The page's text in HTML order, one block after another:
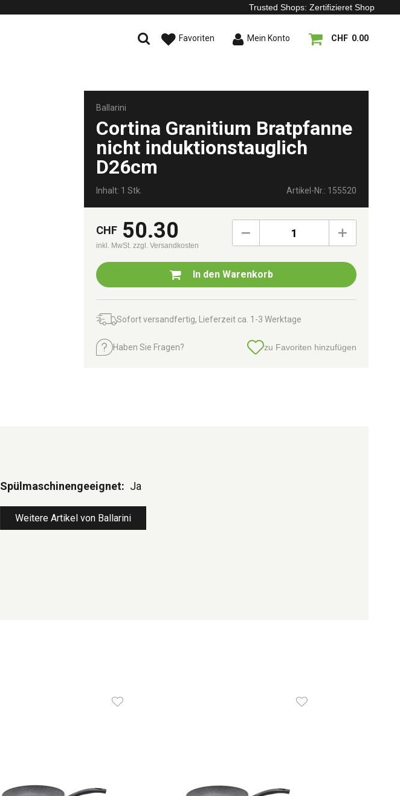
Trusted Shops: Zertifizieret Shop
Favoriten Mein Konto CHF 0.00
Ballarini
Cortina Granitium Bratpfanne
nicht induktionstauglich
D26cm
Inhalt: 1 Stk. Artikel-Nr.: 155520
CHF 50.30
inkl. MwSt. zzgl. Versandkosten
1
In den Warenkorb
Sofort versandfertig, Lieferzeit ca. 1-3 Werktage
Haben Sie Fragen? zu Favoriten hinzufügen
Spülmaschinengeeignet: Ja
Weitere Artikel von Ballarini